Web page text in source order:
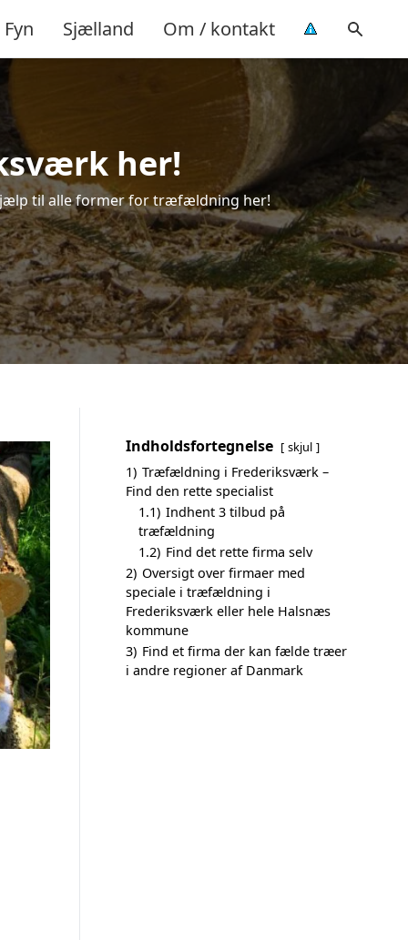
Fyn Sjælland Om / kontakt
her!
til alle former for træfældning her!
Indholdsfortegnelse skjul
1) Træfældning i Frederiksværk –
Find den rette specialist
1.1) Indhent 3 tilbud på
træfældning
1.2) Find det rette firma selv
2) Oversigt over firmaer med
speciale i træfældning i
Frederiksværk eller hele Halsnæs
kommune
3) Find et firma der kan fælde træer
i andre regioner af Danmark